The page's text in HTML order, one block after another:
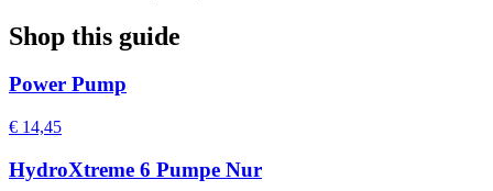
Shop this guide
Power Pump
€ 14,45
HydroXtreme 6 Pumpe Nur